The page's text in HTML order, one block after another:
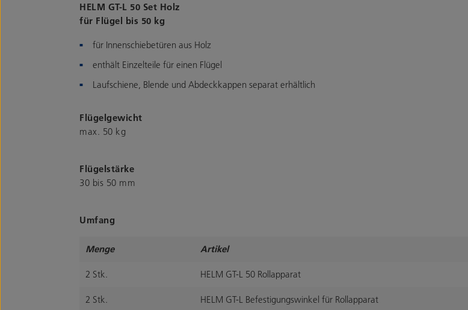
HELM GT-L 50 Set Holz
für Flügel bis 50 kg
für Innenschiebetüren aus Holz
enthält Einzelteile für einen Flügel
Laufschiene, Blende und Abdeckkappen separat erhältlich
Flügelgewicht
max. 50 kg
Flügelstärke
30 bis 50 mm
Umfang
Menge Artikel
2 Stk. HELM GT-L 50 Rollapparat
2 Stk. HELM GT-L Befestigungswinkel für Rollapparat